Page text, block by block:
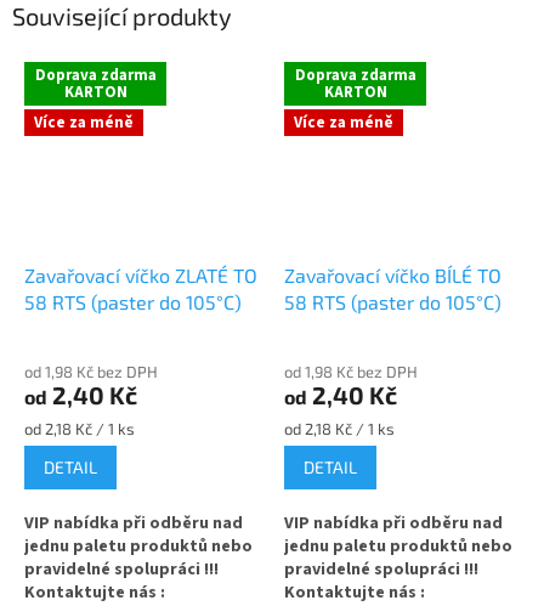
Související produkty
Doprava zdarma
KARTON
Více za méně
Zavařovací víčko ZLATÉ TO
58 RTS (paster do 105°C)
od 1,98 Kč bez DPH
od 2,40 Kč
Měrná
cena:
od 2,18 Kč / 1 ks
DETAIL
VIP nabídka při odběru nad
jednu paletu produktů nebo
pravidelné spolupráci !!!
Kontaktujte nás :
Doprava zdarma
KARTON
Více za méně
Zavařovací víčko BÍLÉ TO
58 RTS (paster do 105°C)
od 1,98 Kč bez DPH
od 2,40 Kč
Měrná
cena:
od 2,18 Kč / 1 ks
DETAIL
VIP nabídka při odběru nad
jednu paletu produktů nebo
pravidelné spolupráci !!!
Kontaktujte nás :